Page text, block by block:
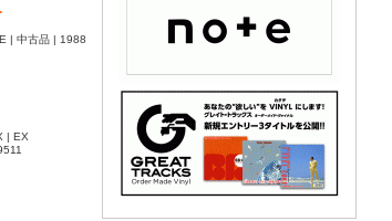
| 中古品 | 1988
| EX